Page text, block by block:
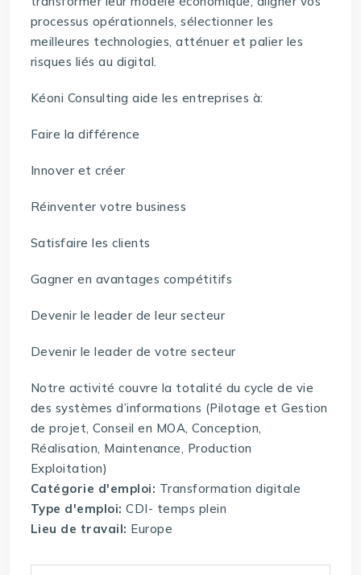
processus opérationnels, sélectionner les
meilleures technologies, atténuer et palier les
risques liés au digital.
Kéoni Consulting aide les entreprises à:
Faire la différence
Innover et créer
Réinventer votre business
Satisfaire les clients
Gagner en avantages compétitifs
Devenir le leader de leur secteur
Devenir le leader de votre secteur
Notre activité couvre la totalité du cycle de vie
des systèmes d’informations (Pilotage et Gestion
de projet, Conseil en MOA, Conception,
Réalisation, Maintenance, Production
Exploitation)
Catégorie d'emploi: Transformation digitale
Type d'emploi:CDI- temps plein
Lieu de travail: Europe